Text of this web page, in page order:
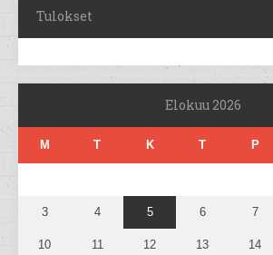
Tulokset
Elokuu 2026
M T K T P
3 4 5 6 7
10 11 12 13 14